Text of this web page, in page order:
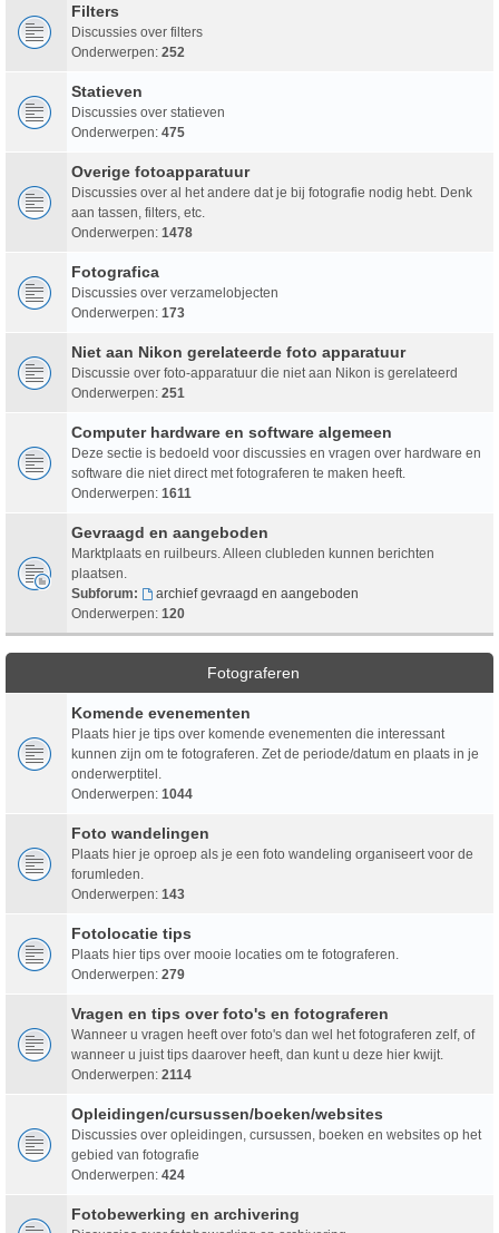
Filters
Discussies over filters
Onderwerpen: 252
Statieven
Discussies over statieven
Onderwerpen: 475
Overige fotoapparatuur
Discussies over al het andere dat je bij fotografie nodig hebt. Denk
aan tassen, filters, etc.
Onderwerpen: 1478
Fotografica
Discussies over verzamelobjecten
Onderwerpen: 173
Niet aan Nikon gerelateerde foto apparatuur
Discussie over foto-apparatuur die niet aan Nikon is gerelateerd
Onderwerpen: 251
Computer hardware en software algemeen
Deze sectie is bedoeld voor discussies en vragen over hardware en
software die niet direct met fotograferen te maken heeft.
Onderwerpen: 1611
Gevraagd en aangeboden
Marktplaats en ruilbeurs. Alleen clubleden kunnen berichten
plaatsen.
Subforum:
archief gevraagd en aangeboden
Onderwerpen: 120
Fotograferen
Komende evenementen
Plaats hier je tips over komende evenementen die interessant
kunnen zijn om te fotograferen. Zet de periode/datum en plaats in je
onderwerptitel.
Onderwerpen: 1044
Foto wandelingen
Plaats hier je oproep als je een foto wandeling organiseert voor de
forumleden.
Onderwerpen: 143
Fotolocatie tips
Plaats hier tips over mooie locaties om te fotograferen.
Onderwerpen: 279
Vragen en tips over foto's en fotograferen
Wanneer u vragen heeft over foto's dan wel het fotograferen zelf, of
wanneer u juist tips daarover heeft, dan kunt u deze hier kwijt.
Onderwerpen: 2114
Opleidingen/cursussen/boeken/websites
Discussies over opleidingen, cursussen, boeken en websites op het
gebied van fotografie
Onderwerpen: 424
Fotobewerking en archivering